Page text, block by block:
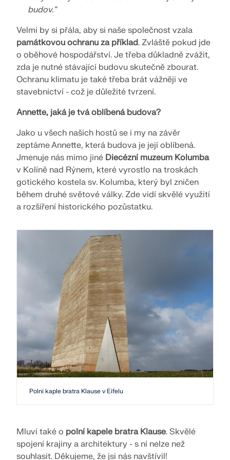
budov.“
Velmi by si přála, aby si naše společnost vzala
památkovou ochranu za příklad. Zvláště pokud jde
o oběhové hospodářství. Je třeba důkladně zvážit,
zda je nutné stávající budovu skutečně zbourat.
Ochranu klimatu je také třeba brát vážněji ve
stavebnictví - což je důležité tvrzení.
Annette, jaká je tvá oblíbená budova?
Jako u všech našich hostů se i my na závěr
zeptáme Annette, která budova je její oblíbená.
Jmenuje nás mimo jiné Diecézní muzeum Kolumba
v Kolíně nad Rýnem, které vyrostlo na troskách
gotického kostela sv. Kolumba, který byl zničen
během druhé světové války. Zde vidí skvělé využití
a rozšíření historického pozůstatku.
Polní kaple bratra Klause v Eifelu
Mluví také o polní kapele bratra Klause. Skvělé
spojení krajiny a architektury - s ní nelze než
souhlasit. Děkujeme, že jsi nás navštívil!